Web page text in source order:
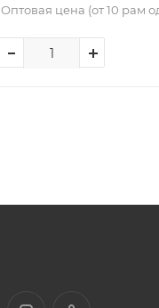
Оптовая цена (от 10 рам